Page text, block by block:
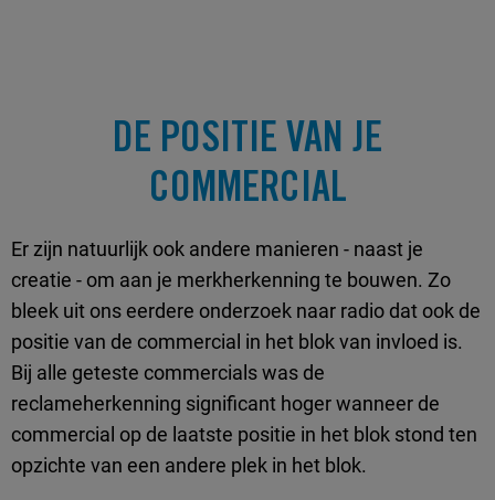
DE POSITIE VAN JE
COMMERCIAL
Er zijn natuurlijk ook andere manieren - naast je
creatie - om aan je merkherkenning te bouwen. Zo
bleek uit ons eerdere onderzoek naar radio dat ook de
positie van de commercial in het blok van invloed is.
Bij alle geteste commercials was de
reclameherkenning significant hoger wanneer de
commercial op de laatste positie in het blok stond ten
opzichte van een andere plek in het blok.